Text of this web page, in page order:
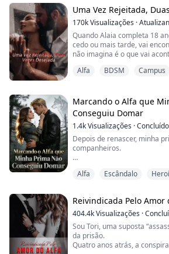
A esposa dele p...
Hazel tinha tudo o que
desejar: um marido amoroso
Uma Vez Rejeitada,
170kVisualizações ·
Quando Alaia completa 18
cedo ou mais tarde, vai
não imagina é o que vai
mas ela não nasceu para
conquista tudo o que sempre
de...
Alfa BDSM Campus
Marcando o Alfa que
Conseguiu Domar
1.4kVisualizações ·Concluído
Depois de renascer, minha
companheiros.
— o Alfa mais frio do Oeste.
sob comando, fez questão
murchando até virar nada.
Invisível.
E eu? Eu me casei com um
Alfa Escândalo
Reivindicada Pelo Amor
404.4kVisualizações ·
Sou Tori, uma suposta
da prisão.
Quatro anos atrás, a